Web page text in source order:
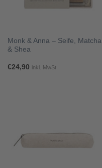
Monk & Anna – Seife, Matcha
& Shea
€24,90 inkl. MwSt.